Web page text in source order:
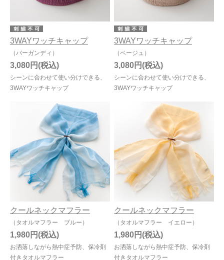
3WAYワッチキャップ
（バーガンディ）
シーンに合わせて使い分けできる、
3WAYワッチキャップ
3,080円
3WAYワッチキャップ
（ベージュ）
シーンに合わせて使い分けできる、
3WAYワッチキャップ
3,080円
クールネックマフラー
（タオルマフラー ブルー）
お洒落しながら熱中症予防、保冷剤
付きタオルマフラー
1,980円
クールネックマフラー
（タオルマフラー イエロー）
お洒落しながら熱中症予防、保冷剤
付きタオルマフラー
1,980円